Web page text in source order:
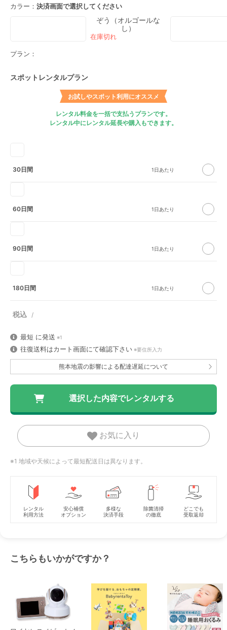
カラー： 決済画面で選択してください
ぞう（オルゴールな
し）
プラン：
スポットレンタルプラン
お試しやスポット利用にオススメ
レンタル料金を一括で支払うプランです。
レンタル中にレンタル延長や購入もできます。
30日間
60日間
90日間
180日間
最短 に発送 ※1
往復送料はカート画面にて確認下さい ※要住所入力
熊本地震の影響による配達遅延について
お気に入り
※1 地域や天候によって最短配送日は異なります。
レンタル
利用方法
安心補償
オプション
多様な
決済手段
除菌清掃
の徹底
どこでも
受取返却
こちらもいかがですか？